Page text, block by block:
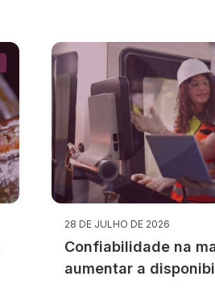
28 DE JULHO DE 2026
Confiabilidade na
aumentar a